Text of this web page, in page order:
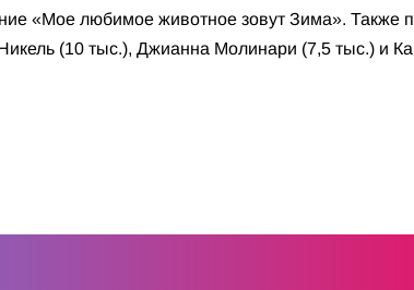
«Мое любимое животное зовут Зима». Также
(10 тыс.), Джианна Молинари (7,5 тыс.) и